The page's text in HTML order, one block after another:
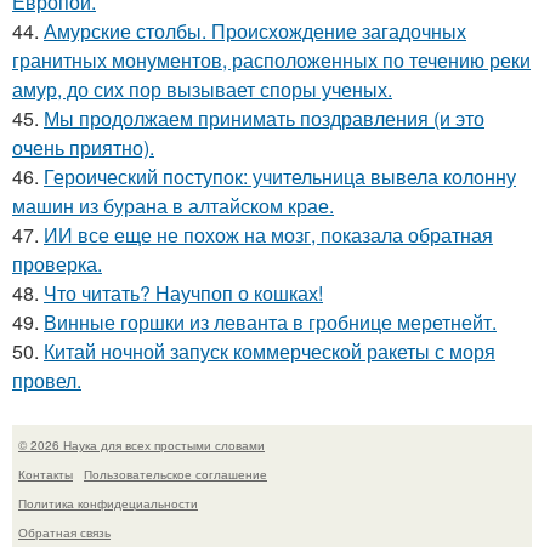
44. Амурские столбы. Происхождение загадочных
гранитных монументов, расположенных по течению реки
амур, до сих пор вызывает споры ученых.
45. Мы продолжаем принимать поздравления (и это
очень приятно).
46. Героический поступок: учительница вывела колонну
машин из бурана в алтайском крае.
47. ИИ все еще не похож на мозг, показала обратная
проверка.
48. Что читать? Научпоп о кошках!
49. Винные горшки из леванта в гробнице меретнейт.
50. Китай ночной запуск коммерческой ракеты с моря
провел.
© 2026 Наука для всех простыми словами
Контакты
Пользовательское соглашение
Политика конфидециальности
Обратная связь